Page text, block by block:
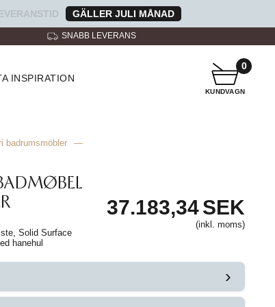
GÄLLER JULI MÅNAD
SNABB LEVERANS
INSPIRATION
KUNDVAGN
0
badrumsmöbler —
Solid Surface
hanehul
37.183,34SEK
(inkl. moms)
›